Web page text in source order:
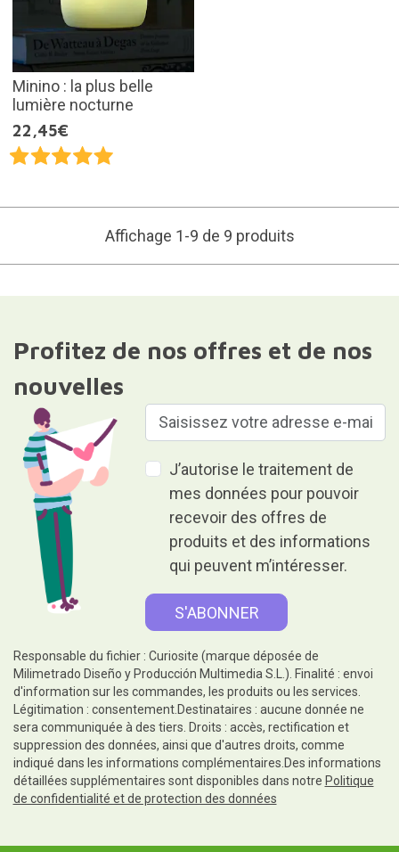
Minino : la plus belle
lumière nocturne
22,45€
Affichage 1-9 de 9 produits
Profitez de nos offres et de nos
nouvelles
J’autorise le traitement de
mes données pour pouvoir
recevoir des offres de
produits et des informations
qui peuvent m’intéresser.
Responsable du fichier : Curiosite (marque déposée de
Milimetrado Diseño y Producción Multimedia S.L.). Finalité : envoi
d'information sur les commandes, les produits ou les services.
Légitimation : consentement.Destinataires : aucune donnée ne
sera communiquée à des tiers. Droits : accès, rectification et
suppression des données, ainsi que d'autres droits, comme
indiqué dans les informations complémentaires.Des informations
détaillées supplémentaires sont disponibles dans notre Politique
de confidentialité et de protection des données